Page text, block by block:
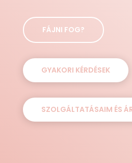
FÁJNI FOG?
GYAKORI KÉRDÉSEK
SZOLGÁLTATÁSAIM ÉS